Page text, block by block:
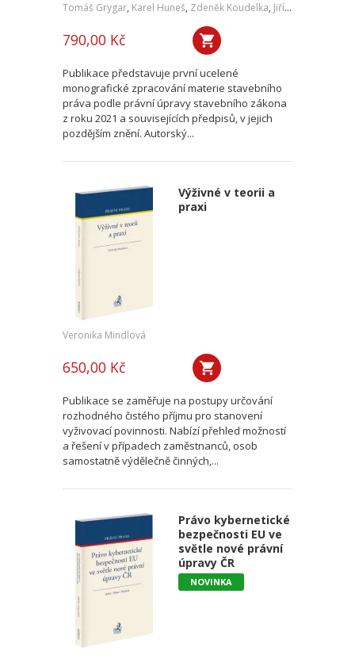
Tomáš Grygar, Karel Huneš, Zdeněk Koudelka, Jiří Zicha
790,00 Kč
Publikace představuje první ucelené
monografické zpracování materie stavebního
práva podle právní úpravy stavebního zákona
z roku 2021 a souvisejících předpisů, v jejich
pozdějším znění. Autorský...
Výživné v teorii a
praxi
Veronika Mindlová
650,00 Kč
Publikace se zaměřuje na postupy určování
rozhodného čistého příjmu pro stanovení
vyživovací povinnosti. Nabízí přehled možností
a řešení v případech zaměstnanců, osob
samostatně výdělečně činných,...
Právo kybernetické
bezpečnosti EU ve
světle nové právní
úpravy ČR
NOVINKA